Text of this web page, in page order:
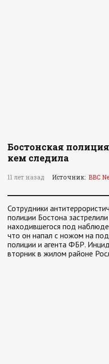
Бостонская полиция
кем следила
11 лет назад Источник: BBC
Сотрудники
полиции Бостона
находившегося под
что он напал с ножом на
полиции и агента ФБР.
вторник в жилом районе